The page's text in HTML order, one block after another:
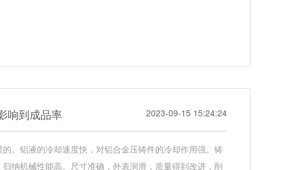
响到成品率 2023-09-15 15:24:24
。铝液的冷却速度快，对铝合金压铸件的冷却作用强。铸
纳机械性能高。尺寸准确，外表润滑，质量得到改进，削